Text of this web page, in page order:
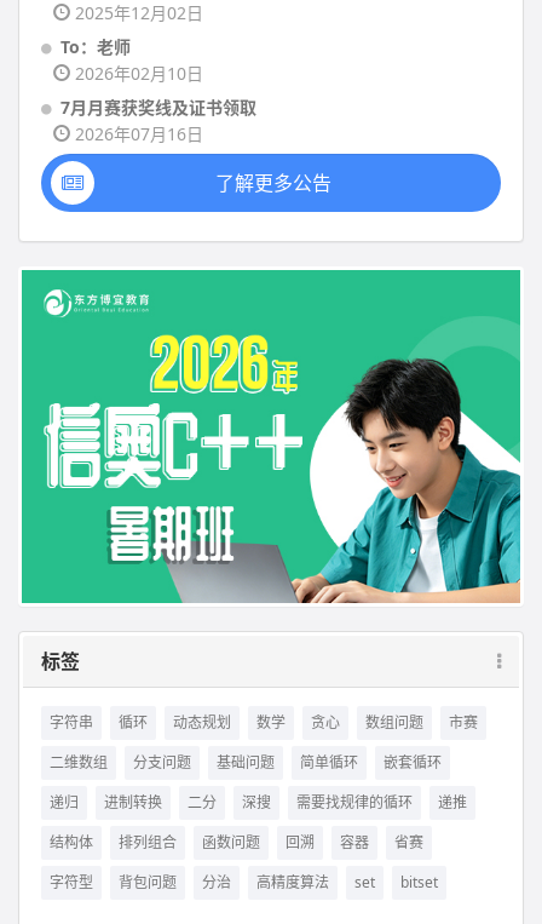
2025年12月02日
To：老师
2026年02月10日
7月月赛获奖线及证书领取
2026年07月16日
了解更多公告
标签
字符串 循环 动态规划 数学 贪心 数组问题
市赛
二维数组
分支问题 基础问题 简单循环
嵌套循环
递归
进制转换 二分 深搜 需要找规律的循环
递推
结构体
排列组合 函数问题 回溯 容器
省赛
字符型
背包问题 分治 高精度算法 set bitset